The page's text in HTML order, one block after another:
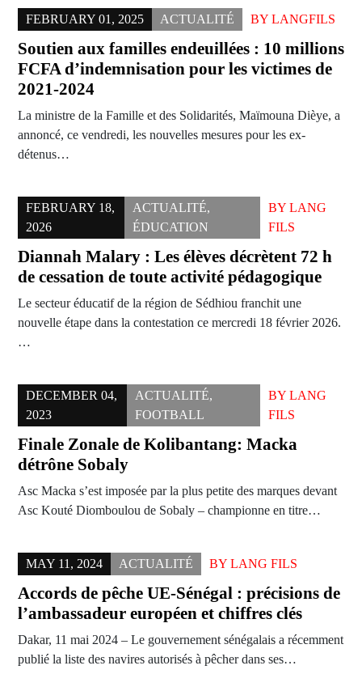
FEBRUARY 01, 2025 ACTUALITÉ BY LANGFILS
Soutien aux familles endeuillées : 10 millions
FCFA d’indemnisation pour les victimes de
2021-2024
La ministre de la Famille et des Solidarités, Maïmouna Dièye, a
annoncé, ce vendredi, les nouvelles mesures pour les ex-
détenus…
FEBRUARY 18,
2026
ACTUALITÉ,
ÉDUCATION
BYLANG
FILS
Diannah Malary : Les élèves décrètent 72 h
de cessation de toute activité pédagogique
Le secteur éducatif de la région de Sédhiou franchit une
nouvelle étape dans la contestation ce mercredi 18 février 2026.
…
DECEMBER 04,
2023
ACTUALITÉ,
FOOTBALL
BY LANG
FILS
Finale Zonale de Kolibantang: Macka
détrône Sobaly
Asc Macka s’est imposée par la plus petite des marques devant
Asc Kouté Diomboulou de Sobaly – championne en titre…
MAY 11, 2024 ACTUALITÉ BY LANG FILS
Accords de pêche UE-Sénégal : précisions de
l’ambassadeur européen et chiffres clés
Dakar, 11 mai 2024 – Le gouvernement sénégalais a récemment
publié la liste des navires autorisés à pêcher dans ses…